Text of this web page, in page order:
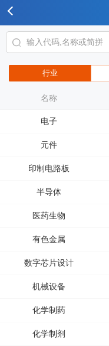
行业
名称
电子
元件
印制电路板
半导体
医药生物
有色金属
数字芯片设计
机械设备
化学制药
化学制剂